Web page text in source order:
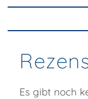
Es gibt noch